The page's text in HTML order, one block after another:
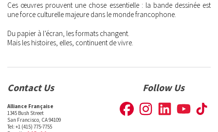
Ces œuvres prouvent une chose essentielle : la bande dessinée est
une force culturelle majeure dans le monde francophone.
Du papier à l’écran, les formats changent.
Mais les histoires, elles, continuent de vivre.
Contact Us
Alliance Française
1345 Bush Street
San Francisco, CA 94109
Tel: +1 (415) 775-7755
Follow Us